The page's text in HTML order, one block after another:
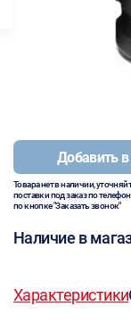
Добавить в
Товара нет в наличии,
поставки под заказ по
по кнопке "Заказать звонок"
Наличие в
Характеристики